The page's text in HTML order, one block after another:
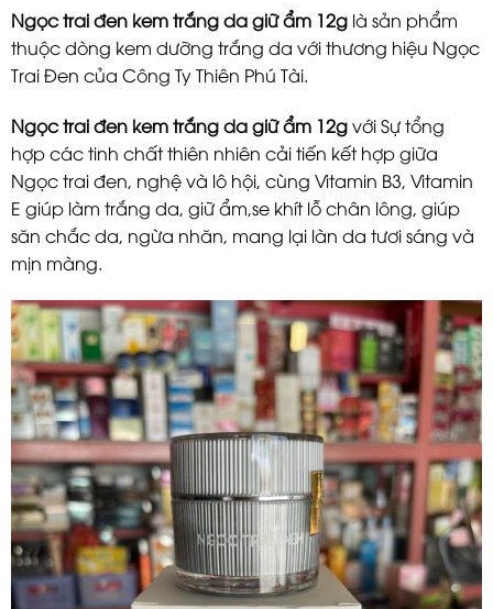
Ngọc trai đen kem trắng da giữ ẩm 12g là sản phẩm
thuộc dòng kem dưỡng trắng da với thương hiệu Ngọc
Trai Đen của Công Ty Thiên Phú Tài.
Ngọc trai đen kem trắng da giữ ẩm 12gvới Sự tổng
hợp các tinh chất thiên nhiên cải tiến kết hợp giữa
Ngọc trai đen, nghệ và lô hội, cùng Vitamin B3, Vitamin
E giúp làm trắng da, giữ ẩm,se khít lỗ chân lông, giúp
săn chắc da, ngừa nhăn, mang lại làn da tươi sáng và
mịn màng.